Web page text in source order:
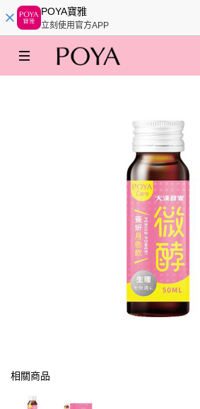
POYA寶雅
立刻使用官方APP
相關商品